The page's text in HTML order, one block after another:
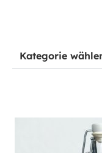
Kategorie